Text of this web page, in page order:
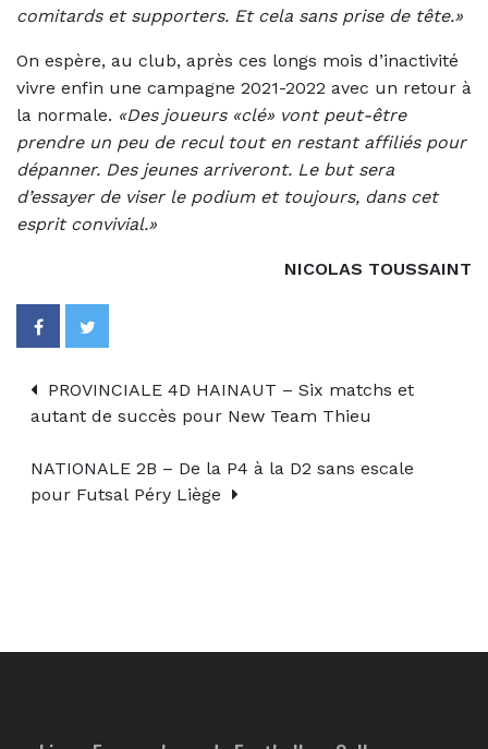
comitards et supporters. Et cela sans prise de tête.»
On espère, au club, après ces longs mois d’inactivité
vivre enfin une campagne 2021-2022 avec un retour à
la normale. «Des joueurs «clé» vont peut-être
prendre un peu de recul tout en restant affiliés pour
dépanner. Des jeunes arriveront. Le but sera
d’essayer de viser le podium et toujours, dans cet
esprit convivial.»
NICOLAS TOUSSAINT
PROVINCIALE 4D HAINAUT – Six matchs et
autant de succès pour New Team Thieu
NATIONALE 2B – De la P4 à la D2 sans escale
pour Futsal Péry Liège